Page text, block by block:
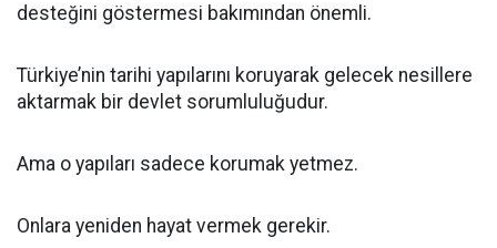
desteğini göstermesi bakımından önemli.
Türkiye’nin tarihi yapılarını koruyarak gelecek nesillere
aktarmak bir devlet sorumluluğudur.
Ama o yapıları sadece korumak yetmez.
Onlara yeniden hayat vermek gerekir.